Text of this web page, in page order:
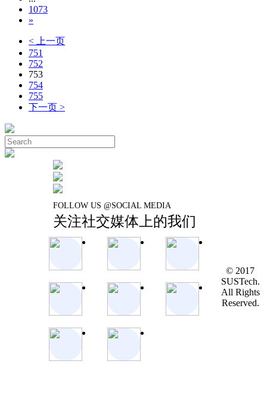
1073
»
< 上一页
751
752
753
754
755
下一页 >
FOLLOW US @SOCIAL MEDIA
关注社交媒体上的我们
© 2017
SUSTech.
All Rights
Reserved.